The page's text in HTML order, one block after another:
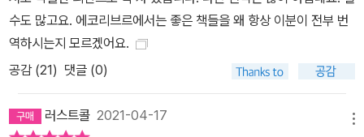
다. 기후 위기는 세계를 오직 있는 그대로만 받아들이면 끝내 집단적
자멸로 치닫게 된다는 것을 우리에게 똑똑히 보여주기 때문이다. 따
요가 있다.” 하지만 기후변화가 “다른 모든 패를 능가하는 으뜸 패”임
다. 저자는 우리가 취하는 ‘부인론적’이고 ‘혼란한’ 마음가짐의 원인을
수도 많고요. 에코리브르에서는 좋은 책들을 왜 항상 이분이 전부 번
역하시는지 모르겠어요.
공감 (21) 댓글 (0)
러스트콜 2021-04-17